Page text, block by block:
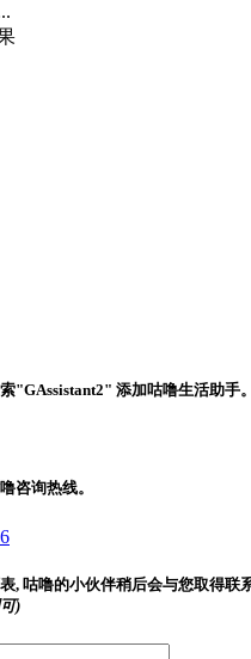
"GAssistant2" 添加咕噜生活助手。
咨询热线。
, 咕噜的小伙伴稍后会与您取得联
)